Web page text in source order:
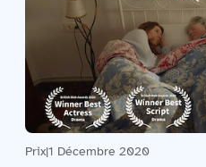
Prix|1 Décembre 2020